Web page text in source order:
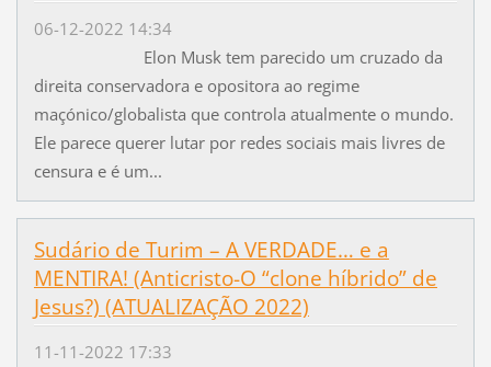
06-12-2022 14:34
Elon Musk tem parecido um cruzado da
direita conservadora e opositora ao regime
maçónico/globalista que controla atualmente o mundo.
Ele parece querer lutar por redes sociais mais livres de
censura e é um...
Sudário de Turim – A VERDADE… e a
MENTIRA! (Anticristo-O “clone híbrido” de
Jesus?) (ATUALIZAÇÃO 2022)
11-11-2022 17:33